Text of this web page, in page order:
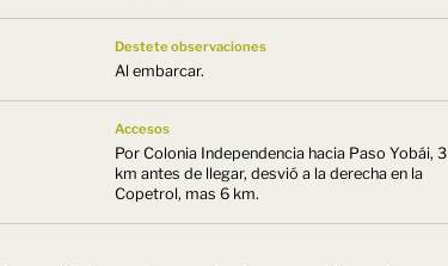
Destete observaciones
Al embarcar.
Accesos
Por Colonia Independencia hacia Paso Yobái, 3
km antes de llegar, desvió a la derecha en la
Copetrol, mas 6 km.